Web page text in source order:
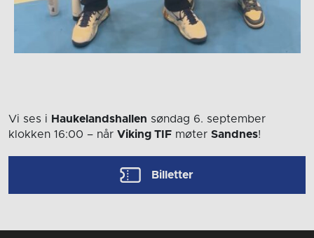
Vi ses i Haukelandshallen søndag 6. september
klokken 16:00 – når Viking TIF møter Sandnes!
Billetter